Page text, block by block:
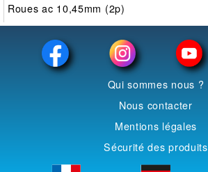
Roues ac 10,45mm (2p)
Qui sommes nous ?
Nous contacter
Mentions légales
Sécurité des produits